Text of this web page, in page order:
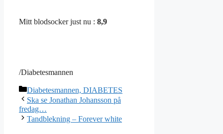
Mitt blodsocker just nu : 8,9
/Diabetesmannen
Kategorier
Diabetesmannen, DIABETES
Ska se Jonathan Johansson på
fredag…
Tandblekning – Forever white